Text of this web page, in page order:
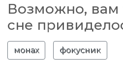
Возможно, вам
сне
монах фокусник